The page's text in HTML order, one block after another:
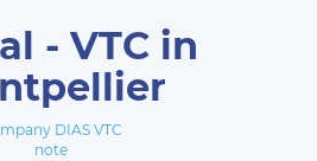
- VTC in
DIAS VTC
note